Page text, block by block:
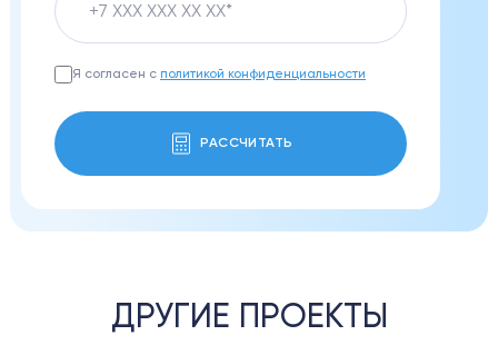
Я согласен с политикой конфиденциальности
РАССЧИТАТЬ
ДРУГИЕ ПРОЕКТЫ